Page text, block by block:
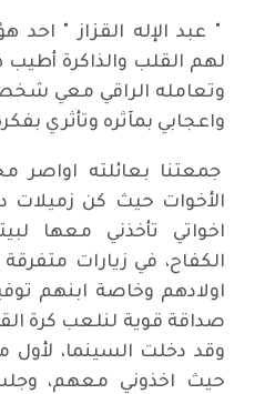
" عبد الإله القزاز " احد
لهم القلب والذاكرة
وتعامله الراقي معي
واعجابي بمآثره وتأثري
جمعتنا بعائلته اواصر
الأخوات حيث كن زميلات
اخواتي تأخذني معها
الكفاح، في زيارات
اولادهم وخاصة ابنهم
صداقة قوية لنلعب كرة
وقد دخلت السينما، لأول
حيث اخذوني معهم،